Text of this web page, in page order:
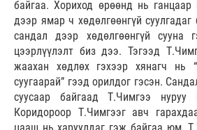
байгаа. Хориход өрөөнд нь
дээр ямар ч хөдөлгөөнгүй
сандал дээр хөдөлгөөнгүй сууна
цээрлүүлэлт биз дээ. Тэгээд
жаахан хөдлөх гэхээр хянагч нь
суугаарай” гээд орилдог гэсэн.
суусаар байгаад Т.Чимгээ нуруу
Коридороор Т.Чимгээг авч
цааш нь харуулдаг гэж байгаа юм.